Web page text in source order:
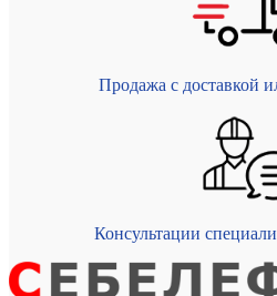
Продажа с доставкой
Консультации